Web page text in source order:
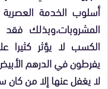
أسلوب الخدمة
المشروبات،وبذلك فقد
الكسب لا يؤثر كثيرا
يفرطون في الدرهم
لا يغفل عنها إلا من كان